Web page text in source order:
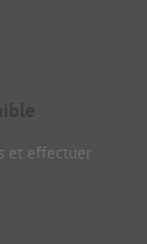
et effectuer